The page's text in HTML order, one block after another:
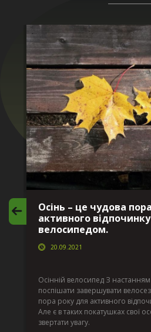
Осінь – це чудова
активного
велосипедом.
20.09.2021
Осінній велосипед З
поспішати завершувати
пора року для активного
Але є в таких покатушках свої
звертати увагу.